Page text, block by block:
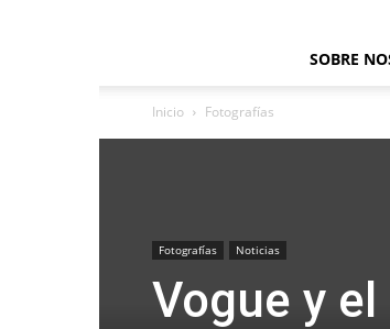
SOBRE
Inicio Fotografías
Fotografías Noticias
Vogue y